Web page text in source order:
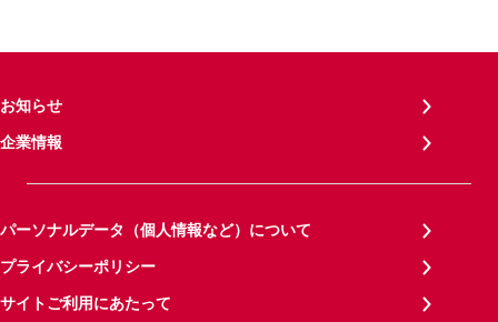
お知らせ
企業情報
パーソナルデータ（個人情報など）について
プライバシーポリシー
サイトご利用にあたって